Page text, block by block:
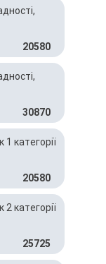
20580
30870
1 категорії
20580
2 категорії
25725